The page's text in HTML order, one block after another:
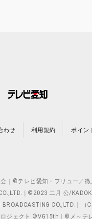
わせ 利用規約 ポイン
©テレビ愛知・フリュー／
｜©2023 二月 公/
CO.,LTD.｜（
ジェクト ©VG15th｜©メ～テ